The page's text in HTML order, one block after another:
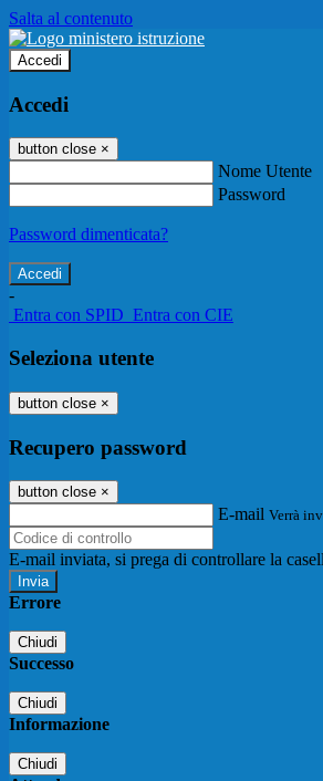
Salta al contenuto
Accedi
Accedi
button close ×
Nome Utente
Password
Password dimenticata?
-
Entra con SPID Entra con CIE
Seleziona utente
button close ×
Recupero password
button close ×
E-mail Verrà
E-mail inviata, si prega di controllare la
Errore
Chiudi
Successo
Chiudi
Informazione
Chiudi